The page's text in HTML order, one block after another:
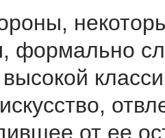
формально
от ее